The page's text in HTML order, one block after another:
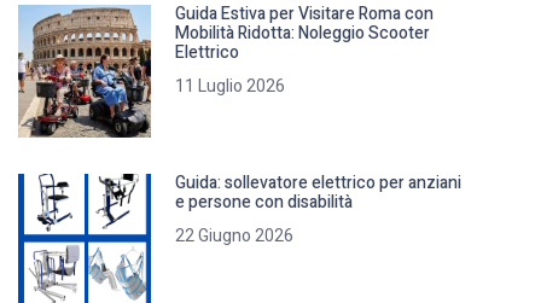
Guida Estiva per Visitare Roma con
Mobilità Ridotta: Noleggio Scooter
Elettrico
11 Luglio 2026
Guida: sollevatore elettrico per anziani
e persone con disabilità
22 Giugno 2026